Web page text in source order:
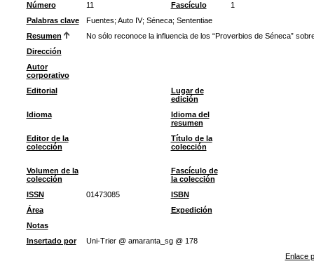
Número
11 Fascículo
1
Palabras clave
Fuentes; Auto IV; Séneca; Sententiae
Resumen
No sólo reconoce la influencia de los “Proverbios de Séneca”
Dirección
Autor
corporativo
Editorial
Lugar de
edición
Idioma
Idioma del
resumen
Editor de la
colección
Título de la
colección
Volumen de la
colección
Fascículo de
la colección
ISSN
01473085
ISBN
Área
Expedición
Notas
Insertado por
Uni-Trier @ amaranta_sg @ 178
Enlace